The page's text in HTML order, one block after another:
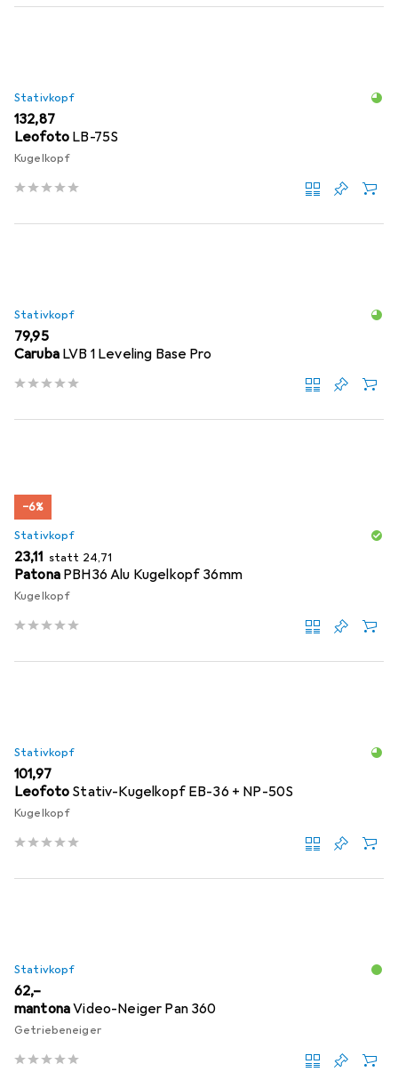
Stativkopf
EUR
132,87
Leofoto LB-75S
Kugelkopf
Stativkopf
EUR
79,95
Caruba LVB 1 Leveling Base Pro
−6%
Stativkopf
EUR
23,11 statt EUR
24,71
Patona PBH36 Alu Kugelkopf 36mm
Kugelkopf
Stativkopf
EUR
101,97
Leofoto Stativ-Kugelkopf EB-36 + NP-50S
Kugelkopf
Stativkopf
EUR
62,–
mantonaVideo-Neiger Pan 360
Getriebeneiger